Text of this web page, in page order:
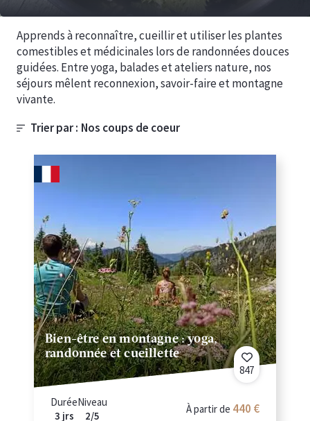
Apprends à reconnaître, cueillir et utiliser les plantes
comestibles et médicinales lors de randonnées douces
guidées. Entre yoga, balades et ateliers nature, nos
séjours mêlent reconnexion, savoir-faire et montagne
vivante.
Trier par :
Bien-être en montagne : yoga,
randonnée et cueillette
847
Durée
3 jrs
Niveau
2/5
À partir de 440 €